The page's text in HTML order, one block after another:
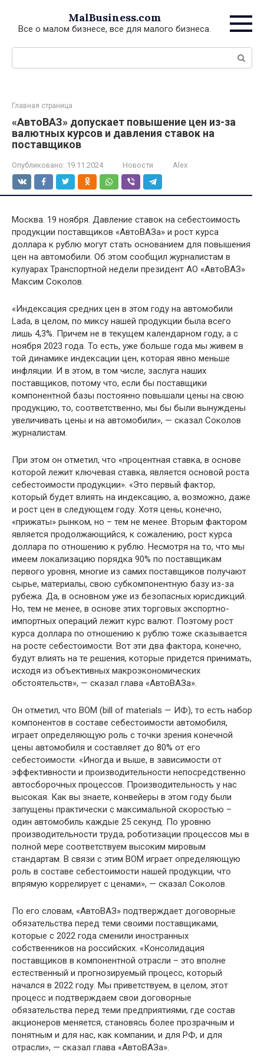
контенту
MalBusiness.com
Все о малом бизнесе, все для малого бизнеса.
Поиск:
Главная страница
«АвтоВАЗ» допускает повышение цен из-за
валютных курсов и давления ставок на
поставщиков
Опубликовано: 19.11.2024 Новости Alex
Москва. 19 ноября. Давление ставок на себестоимость
продукции поставщиков «АвтоВАЗа» и рост курса
доллара к рублю могут стать основанием для повышения
цен на автомобили. Об этом сообщил журналистам в
кулуарах Транспортной недели президент АО «АвтоВАЗ»
Максим Соколов.
«Индексация средних цен в этом году на автомобили
Lada, в целом, по миксу нашей продукции была всего
лишь 4,3%. Причем не в текущем календарном году, а с
ноября 2023 года. То есть, уже больше года мы живем в
той динамике индексации цен, которая явно меньше
инфляции. И в этом, в том числе, заслуга наших
поставщиков, потому что, если бы поставщики
компонентной базы постоянно повышали цены на свою
продукцию, то, соответственно, мы бы были вынуждены
увеличивать цены и на автомобили», — сказал Соколов
журналистам.
При этом он отметил, что «процентная ставка, в основе
которой лежит ключевая ставка, является основой роста
себестоимости продукции». «Это первый фактор,
который будет влиять на индексацию, а, возможно, даже
и рост цен в следующем году. Хотя цены, конечно,
«прижаты» рынком, но – тем не менее. Вторым фактором
является продолжающийся, к сожалению, рост курса
доллара по отношению к рублю. Несмотря на то, что мы
имеем локализацию порядка 90% по поставщикам
первого уровня, многие из самих поставщиков получают
сырье, материалы, свою субкомпонентную базу из-за
рубежа. Да, в основном уже из безопасных юрисдикций.
Но, тем не менее, в основе этих торговых экспортно-
импортных операций лежит курс валют. Поэтому рост
курса доллара по отношению к рублю тоже сказывается
на росте себестоимости. Вот эти два фактора, конечно,
будут влиять на те решения, которые придется принимать,
исходя из объективных макроэкономических
обстоятельств», — сказал глава «АвтоВАЗа».
Он отметил, что BOM (bill of materials — ИФ), то есть набор
компонентов в составе себестоимости автомобиля,
играет определяющую роль с точки зрения конечной
цены автомобиля и составляет до 80% от его
себестоимости. «Иногда и выше, в зависимости от
эффективности и производительности непосредственно
автосборочных процессов. Производительность у нас
высокая. Как вы знаете, конвейеры в этом году были
запущены практически с максимальной скоростью –
один автомобиль каждые 25 секунд. По уровню
производительности труда, роботизации процессов мы в
полной мере соответствуем высоким мировым
стандартам. В связи с этим BOM играет определяющую
роль в составе себестоимости нашей продукции, что
впрямую коррелирует с ценами», — сказал Соколов.
По его словам, «АвтоВАЗ» подтверждает договорные
обязательства перед теми своими поставщиками,
которые с 2022 года сменили иностранных
собственников на российских. «Консолидация
поставщиков в компонентной отрасли – это вполне
естественный и прогнозируемый процесс, который
начался в 2022 году. Мы приветствуем, в целом, этот
процесс и подтверждаем свои договорные
обязательства перед теми предприятиями, где состав
акционеров меняется, становясь более прозрачным и
понятным и для нас, как компании, и для РФ, и для
отрасли», — сказал глава «АвтоВАЗа».